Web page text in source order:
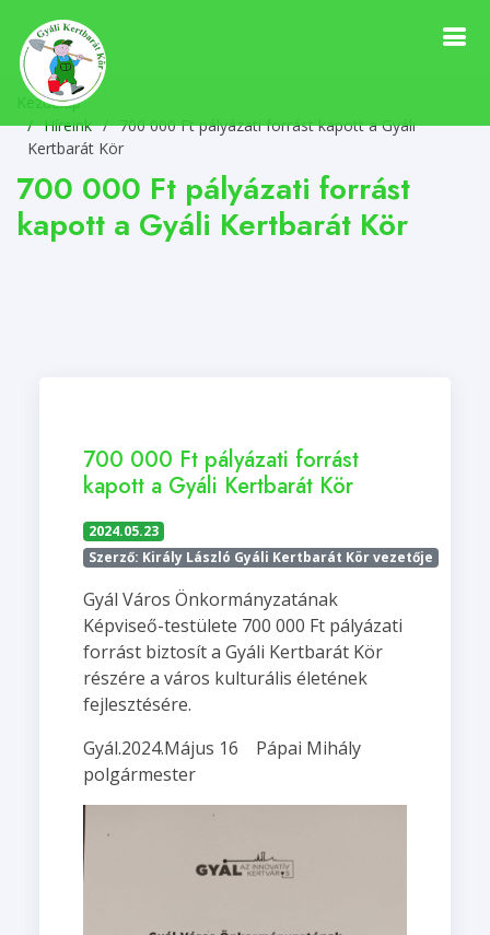
Kezdőlap
Híreink / 700 000 Ft pályázati forrást kapott a Gyáli
Kertbarát Kör
700 000 Ft pályázati forrást
kapott a Gyáli Kertbarát Kör
700 000 Ft pályázati forrást
kapott a Gyáli Kertbarát Kör
2024.05.23
Szerző: Király László Gyáli Kertbarát Kör vezetője
Gyál Város Önkormányzatának
Képviseő-testülete 700 000 Ft pályázati
forrást biztosít a Gyáli Kertbarát Kör
részére a város kulturális életének
fejlesztésére.
Gyál.2024.Május 16 Pápai Mihály
polgármester